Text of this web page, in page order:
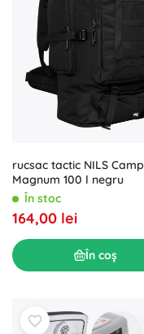
rucsac tactic NILS Camp
Magnum 100 l negru
În stoc
164,00 lei
În coș